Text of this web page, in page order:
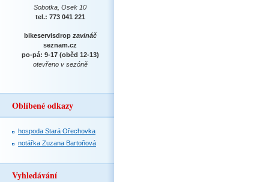
Sobotka, Osek 10
tel.: 773 041 221
bikeservisdrop zavináč
seznam.cz
po-pá: 9-17 (oběd 12-13)
otevřeno v sezóně
Oblíbené odkazy
hospoda Stará Ořechovka
notářka Zuzana Bartoňová
Vyhledávání